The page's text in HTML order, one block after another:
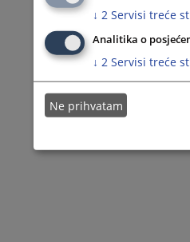
↓ 2 Servisi treće
Analitika o
↓ 2 Servisi treće
Ne prihvatam